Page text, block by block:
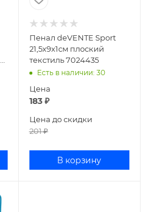
Пенал deVENTE Sport
21,5x9x1см плоский
текстиль 7024435
Есть в наличии: 30
Цена
183₽
Цена до скидки
201₽
В корзину